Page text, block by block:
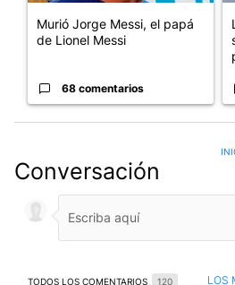
Murió Jorge Messi, el papá
de Lionel Messi
68 comentarios
Conversación
TODOS LOS COMENTARIOS 120 LOS